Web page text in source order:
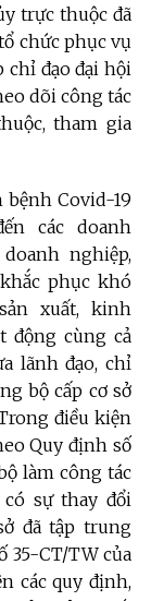
trực thuộc đã
chức phục vụ
chỉ đạo đại hội
dõi công tác
tham gia
bệnh Covid-19
các doanh
nghiệp,
phục khó
xuất, kinh
động cùng cả
lãnh đạo, chỉ
bộ cấp cơ sở
điều kiện
Quy định số
làm công tác
sự thay đổi
đã tập trung
35-CT/TW của
các quy định,